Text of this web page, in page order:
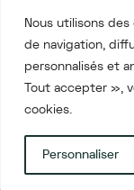
Nous utilisons
de navigation,
personnalisés et
Tout accepter »,
cookies.
Personnaliser
75011 PARIS,
Mentions légales